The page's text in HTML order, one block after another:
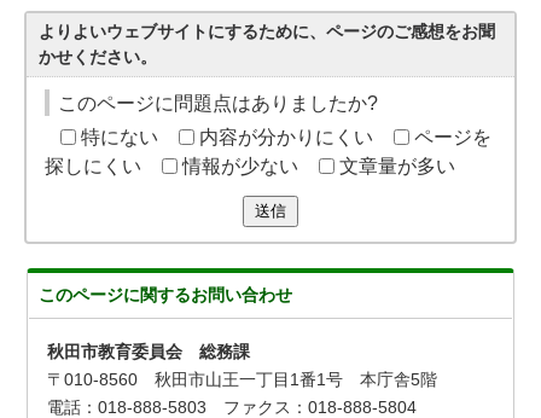
よりよいウェブサイトにするために、ページのご感想をお聞
かせください。
このページに問題点はありましたか?
特にない
内容が分かりにくい
ページを
探しにくい
情報が少ない 文章量が多い
送信
このページに関するお問い合わせ
秋田市教育委員会 総務課
〒010-8560 秋田市山王一丁目1番1号 本庁舎5階
電話：018-888-5803 ファクス：018-888-5804